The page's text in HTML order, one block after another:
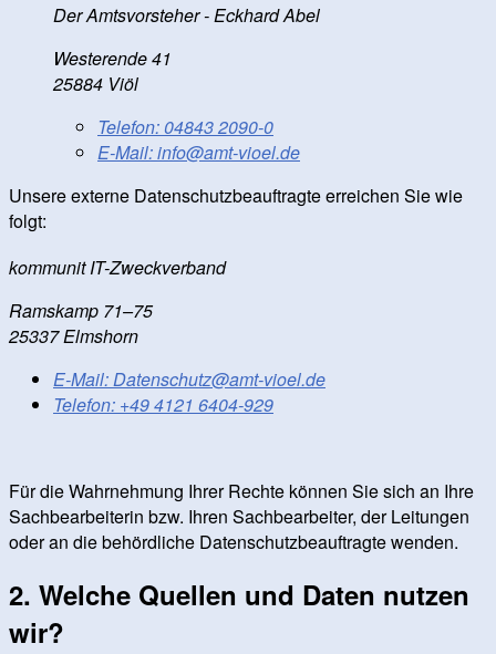
Der Amtsvorsteher - Eckhard Abel
Westerende 41
25884 Viöl
Telefon: 04843 2090-0
E-Mail:info@amt-vioel.de
Unsere externe Datenschutzbeauftragte erreichen Sie wie
folgt:
kommunit IT-Zweckverband
Ramskamp 71–75
25337 Elmshorn
E-Mail: Datenschutz@amt-vioel.de
Telefon: +49 4121 6404-929
Für die Wahrnehmung Ihrer Rechte können Sie sich an Ihre
Sachbearbeiterin bzw. Ihren Sachbearbeiter, der Leitungen
oder an die behördliche Datenschutzbeauftragte wenden.
2. Welche Quellen und Daten nutzen
wir?